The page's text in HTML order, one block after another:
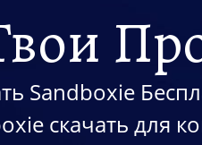
Sandboxie
скачать для